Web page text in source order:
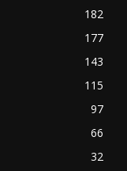
182
177
143
115
97
66
32